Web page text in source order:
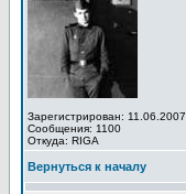
Зарегистрирован: 11.06.2007
Сообщения: 1100
Откуда: RIGA
Вернуться к началу